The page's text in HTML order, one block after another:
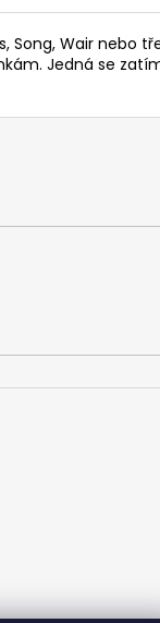
Song, Wair nebo
Jedná se